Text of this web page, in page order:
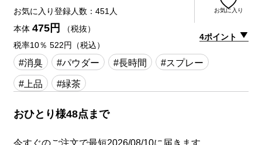
お気に入り登録人数：451人
お気に入り
本体 475円
（税抜）
税率10％ 522円（税込）
4ポイント
#消臭 #パウダー #長時間
#スプレー
#上品
#緑茶
おひとり様48点まで
今すぐのご注文で最短2026/08/10に届きます